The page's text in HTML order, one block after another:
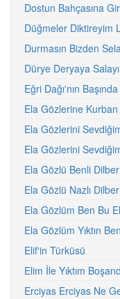
Dostun Bahçasına
Düğmeler Diktireyim
Durmasın Bizden
Dürye Deryaya
Eğri Dağı'nın Başında
Ela Gözlerine
Ela Gözlerini
Ela Gözlerini
Ela Gözlü Benli Dilber
Ela Gözlü Nazlı Dilber
Ela Gözlüm Ben Bu
Ela Gözlüm Yıktın
Elif'in Türküsü
Elim İle Yıktım
Erciyas Erciyas Ne